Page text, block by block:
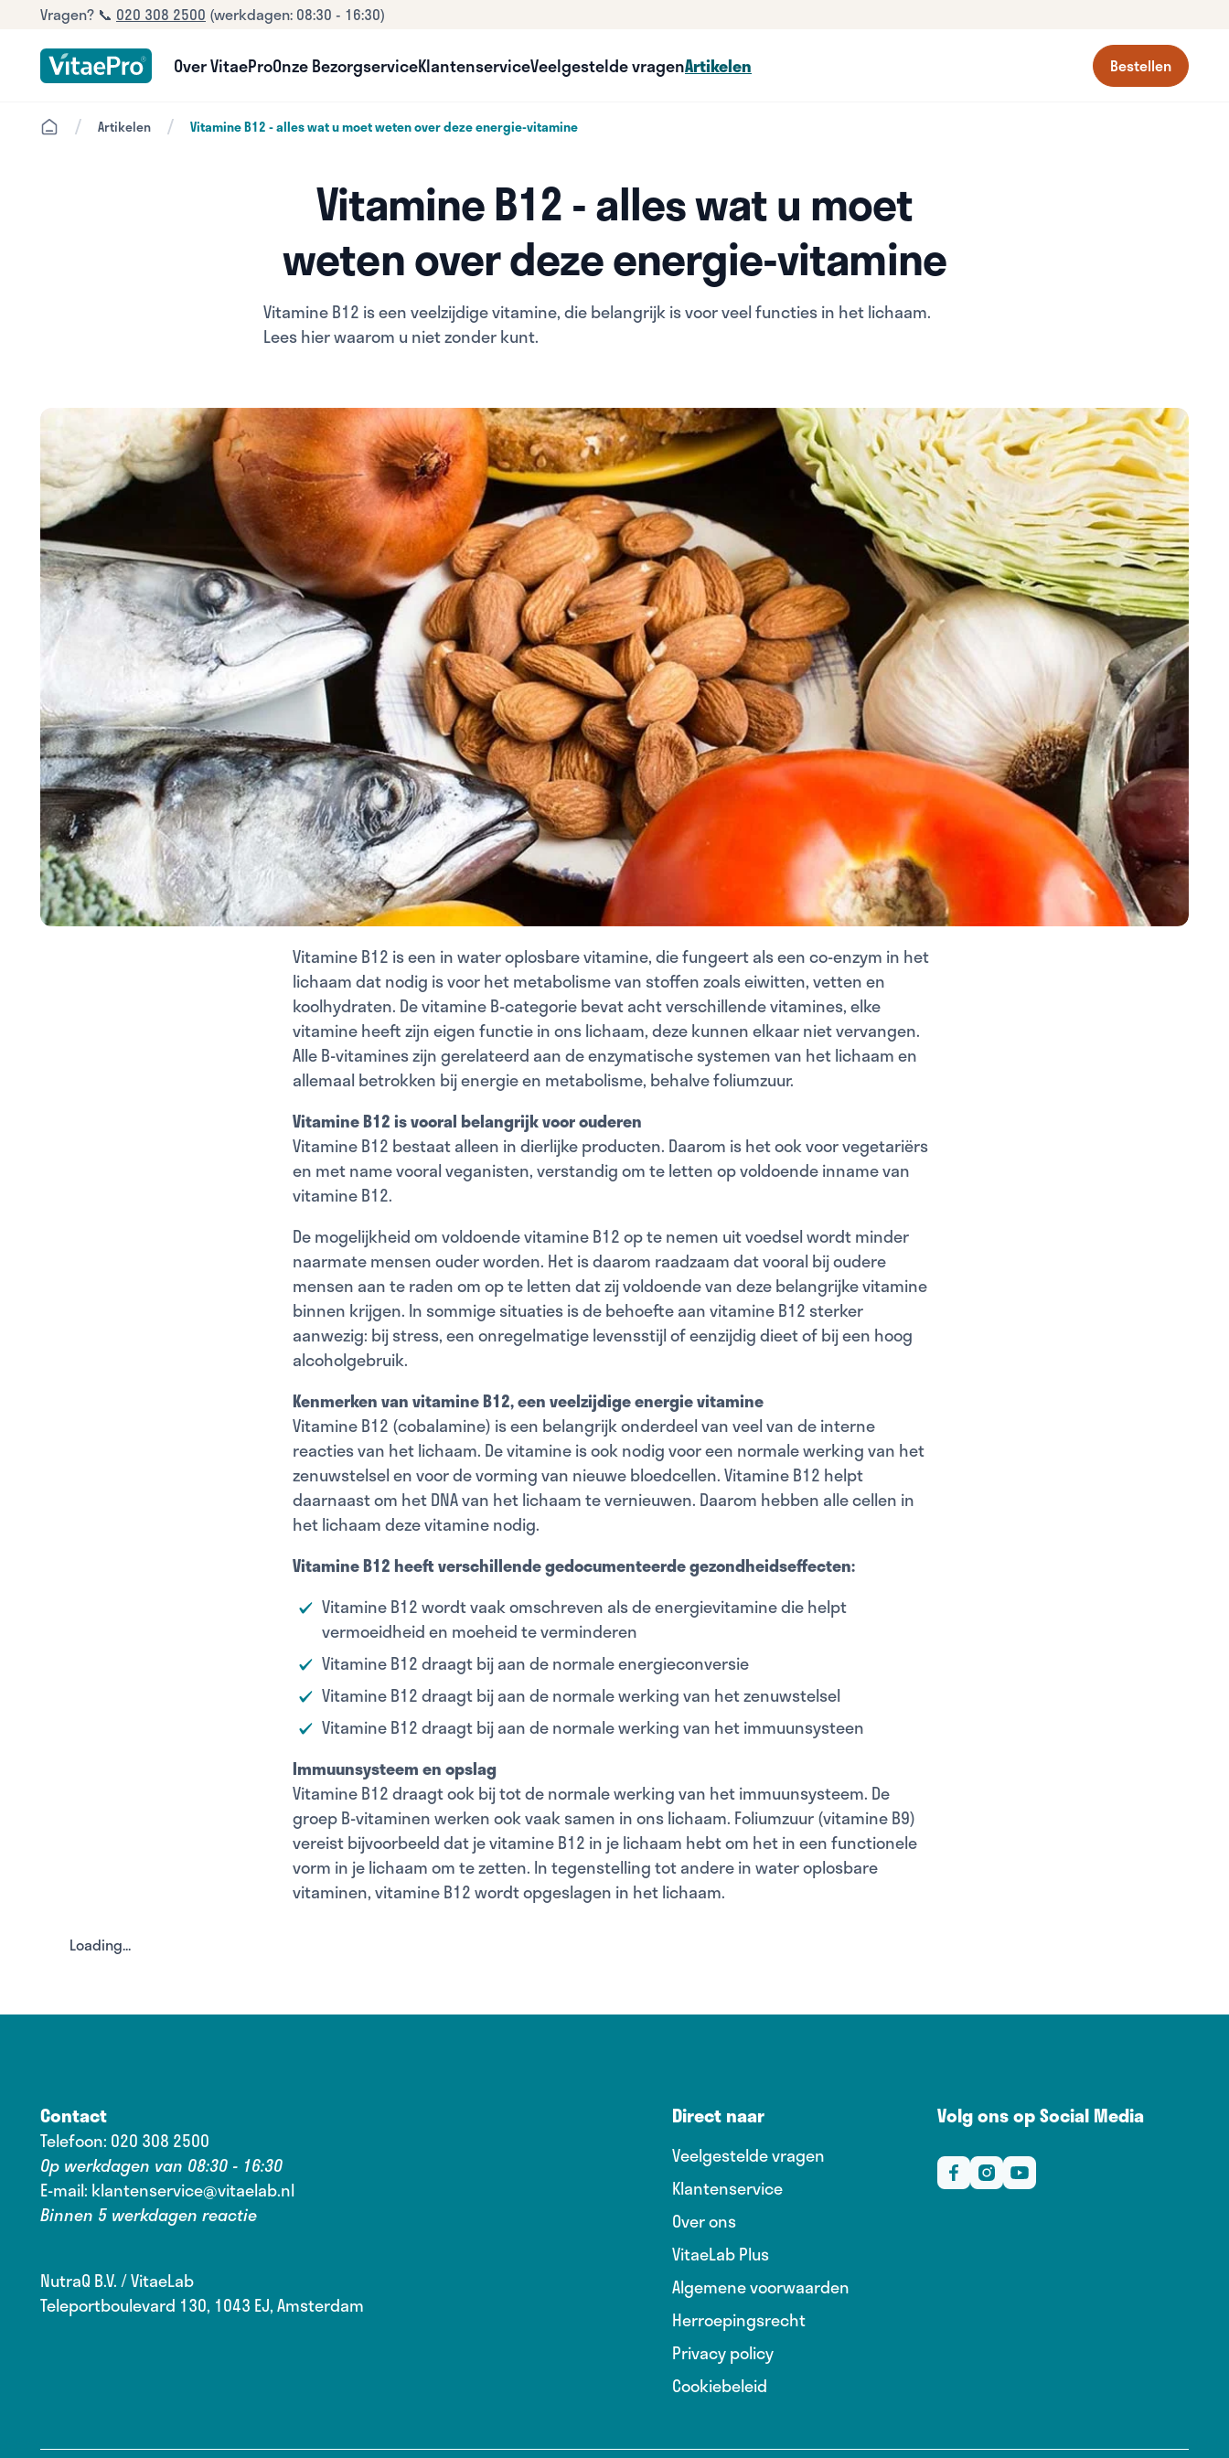
Vragen? 📞 020 308 2500 (werkdagen: 08:30 - 16:30)
Over VitaeProOnze BezorgserviceKlantenserviceVeelgestelde vragenArtikelen Bestellen
/ Artikelen / Vitamine B12 - alles wat u moet weten over deze energie-vitamine
Vitamine B12 - alles wat u moet
weten over deze energie-vitamine
Vitamine B12 is een veelzijdige vitamine, die belangrijk is voor veel functies in het lichaam.
Lees hier waarom u niet zonder kunt.
Vitamine B12 is een in water oplosbare vitamine, die fungeert als een co-enzym in het
lichaam dat nodig is voor het metabolisme van stoffen zoals eiwitten, vetten en
koolhydraten. De vitamine B-categorie bevat acht verschillende vitamines, elke
vitamine heeft zijn eigen functie in ons lichaam, deze kunnen elkaar niet vervangen.
Alle B-vitamines zijn gerelateerd aan de enzymatische systemen van het lichaam en
allemaal betrokken bij energie en metabolisme, behalve foliumzuur.
Vitamine B12 is vooral belangrijk voor ouderen
Vitamine B12 bestaat alleen in dierlijke producten. Daarom is het ook voor vegetariërs
en met name vooral veganisten, verstandig om te letten op voldoende inname van
vitamine B12.
De mogelijkheid om voldoende vitamine B12 op te nemen uit voedsel wordt minder
naarmate mensen ouder worden. Het is daarom raadzaam dat vooral bij oudere
mensen aan te raden om op te letten dat zij voldoende van deze belangrijke vitamine
binnen krijgen. In sommige situaties is de behoefte aan vitamine B12 sterker
aanwezig: bij stress, een onregelmatige levensstijl of eenzijdig dieet of bij een hoog
alcoholgebruik.
Kenmerken van vitamine B12, een veelzijdige energie vitamine
Vitamine B12 (cobalamine) is een belangrijk onderdeel van veel van de interne
reacties van het lichaam. De vitamine is ook nodig voor een normale werking van het
zenuwstelsel en voor de vorming van nieuwe bloedcellen. Vitamine B12 helpt
daarnaast om het DNA van het lichaam te vernieuwen. Daarom hebben alle cellen in
het lichaam deze vitamine nodig.
Vitamine B12 heeft verschillende gedocumenteerde gezondheidseffecten:
Vitamine B12 wordt vaak omschreven als de energievitamine die helpt
vermoeidheid en moeheid te verminderen
Vitamine B12 draagt ​​bij aan de normale energieconversie
Vitamine B12 draagt ​​bij aan de normale werking van het zenuwstelsel
Vitamine B12 draagt ​​bij aan de normale werking van het immuunsysteen
Immuunsysteem en opslag
Vitamine B12 draagt ​​ook bij tot de normale werking van het immuunsysteem. De
groep B-vitaminen werken ook vaak samen in ons lichaam. Foliumzuur (vitamine B9)
vereist bijvoorbeeld dat je vitamine B12 in je lichaam hebt om het in een functionele
vorm in je lichaam om te zetten. In tegenstelling tot andere in water oplosbare
vitaminen, vitamine B12 wordt opgeslagen in het lichaam.
Loading...
Contact
Telefoon: 020 308 2500
Op werkdagen van 08:30 - 16:30
E-mail: klantenservice@vitaelab.nl
Binnen 5 werkdagen reactie
NutraQ B.V. / VitaeLab
Teleportboulevard 130, 1043 EJ, Amsterdam
Direct naar
Veelgestelde vragen
Klantenservice
Over ons
VitaeLab Plus
Algemene voorwaarden
Herroepingsrecht
Privacy policy
Cookiebeleid
Volg ons op Social Media